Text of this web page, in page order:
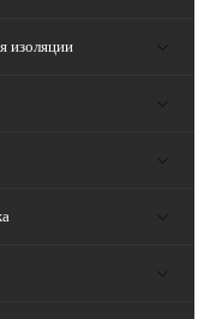
изоляции